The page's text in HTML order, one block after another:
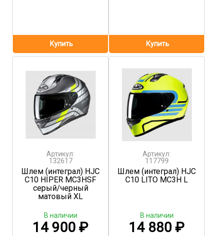
Артикул:
132617
Шлем (интеграл) HJC
C10 HIPER MC3HSF
серый/черный
матовый XL
14 900 ₽
В наличии
Артикул:
117799
Шлем (интеграл) HJC
C10 LITO MC3H L
14 880₽
В наличии